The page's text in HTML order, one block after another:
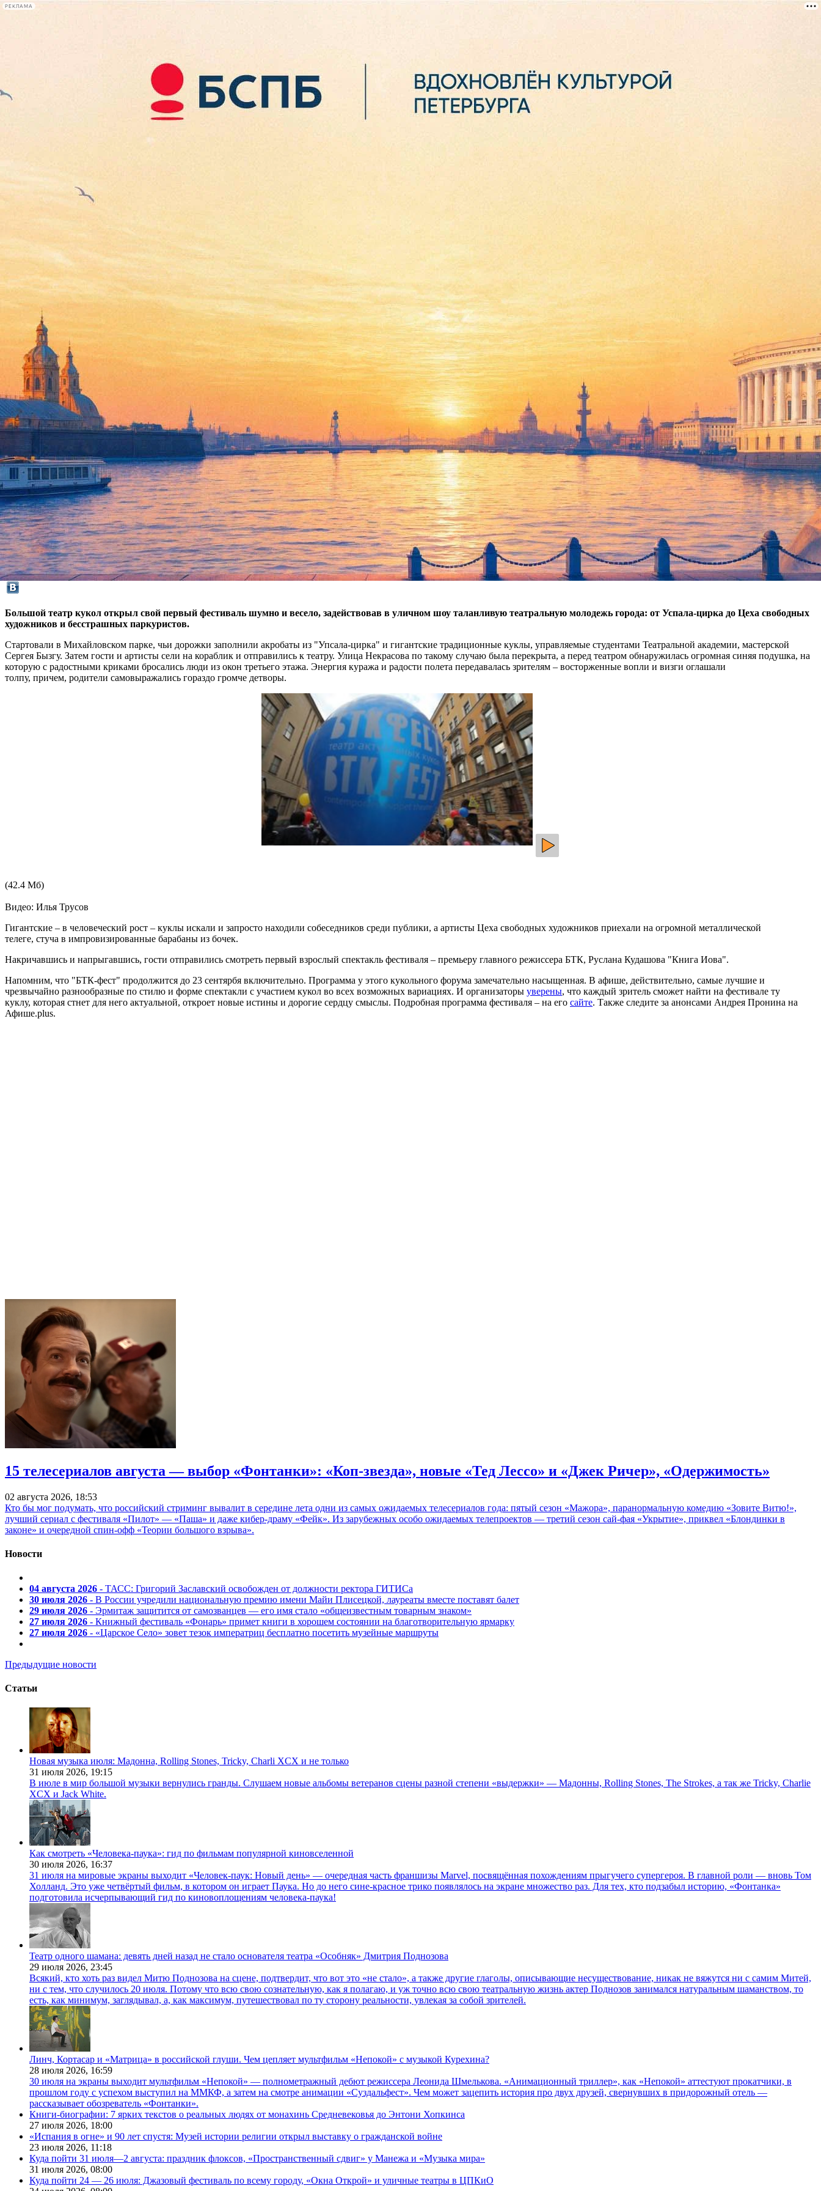
РЕКЛАМА
лекции
книги
В Петербурге уличным шоу открылся фестиваль актуальных кукол "БТК-фест"
20 сентября 2014,15:12 Версия для печати
Большой театр кукол открыл свой первый фестиваль шумно и весело, задействовав в уличном шоу таланливую театральную молодежь города: от Успала-цирка до Цеха свободных
художников и бесстрашных паркуристов.
Стартовали в Михайловском парке, чьи дорожки заполнили акробаты из "Упсала-цирка" и гигантские традиционные куклы, управляемые студентами Театральной академии, мастерской
Сергея Бызгу. Затем гости и артисты сели на кораблик и отправились к театру. Улица Некрасова по такому случаю была перекрыта, а перед театром обнаружилась огромная синяя подушка, на
которую с радостными криками бросались люди из окон третьего этажа. Энергия куража и радости полета передавалась зрителям – восторженные вопли и визги оглашали
толпу, причем, родители самовыражались гораздо громче детворы.
(42.4 Мб)
Видео: Илья Трусов
Гигантские – в человеческий рост – куклы искали и запросто находили собеседников среди публики, а артисты Цеха свободных художников приехали на огромной металлической
телеге, стуча в импровизированные барабаны из бочек.
Накричавшись и напрыгавшись, гости отправились смотреть первый взрослый спектакль фестиваля – премьеру главного режиссера БТК, Руслана Кудашова "Книга Иова".
Напомним, что "БТК-фест" продолжится до 23 сентярбя включительно. Программа у этого кукольного форума замечательно насыщенная. В афише, действительно, самые лучшие и
чрезвычайно разнообразные по стилю и форме спектакли с участием кукол во всех возможных вариациях. И организаторы уверены, что каждый зритель сможет найти на фестивале ту
куклу, которая стнет для него актуальной, откроет новые истины и дорогие сердцу смыслы. Подробная программа фестиваля – на его сайте. Также следите за анонсами Андрея Пронина на
Афише.plus.
15 телесериалов августа — выбор «Фонтанки»: «Коп-звезда», новые «Тед Лессо» и «Джек Ричер», «Одержимость»
02 августа 2026, 18:53
Кто бы мог подумать, что российский стриминг вывалит в середине лета одни из самых ожидаемых телесериалов года: пятый сезон «Мажора», паранормальную комедию «Зовите Витю!»,
лучший сериал с фестиваля «Пилот» — «Паша» и даже кибер-драму «Фейк». Из зарубежных особо ожидаемых телепроектов — третий сезон сай-фая «Укрытие», приквел «Блондинки в
законе» и очередной спин-офф «Теории большого взрыва».
Новости
04 августа 2026 - ТАСС: Григорий Заславский освобожден от должности ректора ГИТИСа
30 июля 2026 - В России учредили национальную премию имени Майи Плисецкой, лауреаты вместе поставят балет
29 июля 2026 - Эрмитаж защитится от самозванцев — его имя стало «общеизвестным товарным знаком»
27 июля 2026 - Книжный фестиваль «Фонарь» примет книги в хорошем состоянии на благотворительную ярмарку
27 июля 2026 - «Царское Село» зовет тезок императриц бесплатно посетить музейные маршруты
Предыдущие новости
Статьи
Новая музыка июля: Мадонна, Rolling Stones, Tricky, Charli XCX и не только
31 июля 2026, 19:15
В июле в мир большой музыки вернулись гранды. Слушаем новые альбомы ветеранов сцены разной степени «выдержки» — Мадонны, Rolling Stones, The Strokes, а так же Tricky, Charlie
XCX и Jack White.
Как смотреть «Человека-паука»: гид по фильмам популярной киновселенной
30 июля 2026, 16:37
31 июля на мировые экраны выходит «Человек-паук: Новый день» — очередная часть франшизы Marvel, посвящённая похождениям прыгучего супергероя. В главной роли — вновь Том
Холланд. Это уже четвёртый фильм, в котором он играет Паука. Но до него сине-красное трико появлялось на экране множество раз. Для тех, кто подзабыл историю, «Фонтанка»
подготовила исчерпывающий гид по киновоплощениям человека-паука!
Театр одного шамана: девять дней назад не стало основателя театра «Особняк» Дмитрия Поднозова
29 июля 2026, 23:45
Всякий, кто хоть раз видел Митю Поднозова на сцене, подтвердит, что вот это «не стало», а также другие глаголы, описывающие несуществование, никак не вяжутся ни с самим Митей,
ни с тем, что случилось 20 июля. Потому что всю свою сознательную, как я полагаю, и уж точно всю свою театральную жизнь актер Поднозов занимался натуральным шаманством, то
есть, как минимум, заглядывал, а, как максимум, путешествовал по ту сторону реальности, увлекая за собой зрителей.
Линч, Кортасар и «Матрица» в российской глуши. Чем цепляет мультфильм «Непокой» с музыкой Курехина?
28 июля 2026, 16:59
30 июля на экраны выходит мультфильм «Непокой» — полнометражный дебют режиссера Леонида Шмелькова. «Анимационный триллер», как «Непокой» аттестуют прокатчики, в
прошлом году с успехом выступил на ММКФ, а затем на смотре анимации «Суздальфест». Чем может зацепить история про двух друзей, свернувших в придорожный отель —
рассказывает обозреватель «Фонтанки».
Книги-биографии: 7 ярких текстов о реальных людях от монахинь Средневековья до Энтони Хопкинса
27 июля 2026, 18:00
«Испания в огне» и 90 лет спустя: Музей истории религии открыл выставку о гражданской войне
23 июля 2026, 11:18
Куда пойти 31 июля—2 августа: праздник флоксов, «Пространственный сдвиг» у Манежа и «Музыка мира»
31 июля 2026, 08:00
Куда пойти 24 — 26 июля: Джазовый фестиваль по всему городу, «Окна Открой» и уличные театры в ЦПКиО